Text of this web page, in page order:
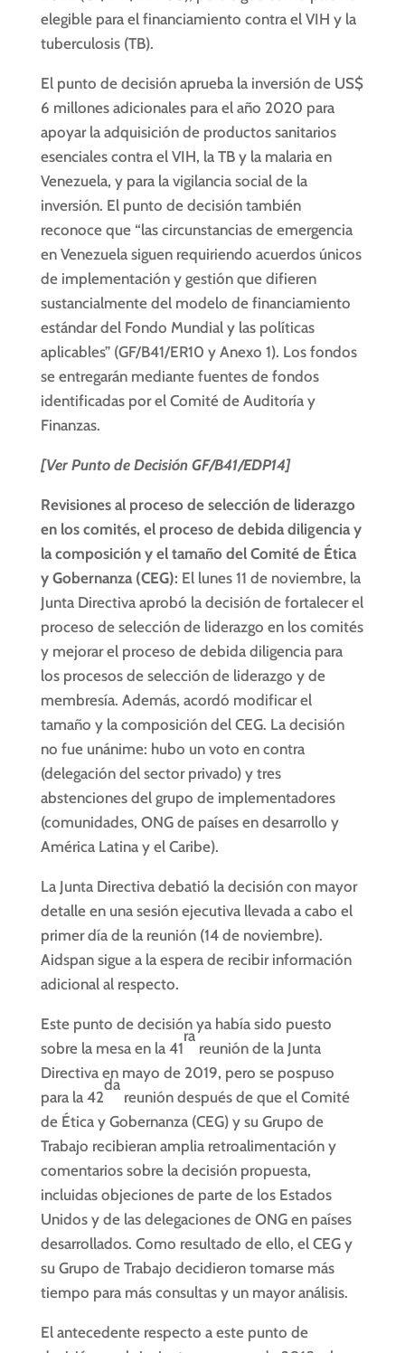
elegible para el financiamiento contra el VIH y la
tuberculosis (TB).
El punto de decisión aprueba la inversión de US$
6 millones adicionales para el año 2020 para
apoyar la adquisición de productos sanitarios
esenciales contra el VIH, la TB y la malaria en
Venezuela, y para la vigilancia social de la
inversión. El punto de decisión también
reconoce que “las circunstancias de emergencia
en Venezuela siguen requiriendo acuerdos únicos
de implementación y gestión que difieren
sustancialmente del modelo de financiamiento
estándar del Fondo Mundial y las políticas
aplicables” (GF/B41/ER10 y Anexo 1). Los fondos
se entregarán mediante fuentes de fondos
identificadas por el Comité de Auditoría y
Finanzas.
[Ver Punto de Decisión GF/B41/EDP14]
Revisiones al proceso de selección de liderazgo
en los comités, el proceso de debida diligencia y
la composición y el tamaño del Comité de Ética
y Gobernanza (CEG): El lunes 11 de noviembre, la
Junta Directiva aprobó la decisión de fortalecer el
proceso de selección de liderazgo en los comités
y mejorar el proceso de debida diligencia para
los procesos de selección de liderazgo y de
membresía. Además, acordó modificar el
tamaño y la composición del CEG. La decisión
no fue unánime: hubo un voto en contra
(delegación del sector privado) y tres
abstenciones del grupo de implementadores
(comunidades, ONG de países en desarrollo y
América Latina y el Caribe).
La Junta Directiva debatió la decisión con mayor
detalle en una sesión ejecutiva llevada a cabo el
primer día de la reunión (14 de noviembre).
Aidspan sigue a la espera de recibir información
adicional al respecto.
Este punto de decisión ya había sido puesto
sobre la mesa en la 41
ra
reunión de la Junta
Directiva en mayo de 2019, pero se pospuso
para la 42
da
reunión después de que el Comité
de Ética y Gobernanza (CEG) y su Grupo de
Trabajo recibieran amplia retroalimentación y
comentarios sobre la decisión propuesta,
incluidas objeciones de parte de los Estados
Unidos y de las delegaciones de ONG en países
desarrollados. Como resultado de ello, el CEG y
su Grupo de Trabajo decidieron tomarse más
tiempo para más consultas y un mayor análisis.
El antecedente respecto a este punto de